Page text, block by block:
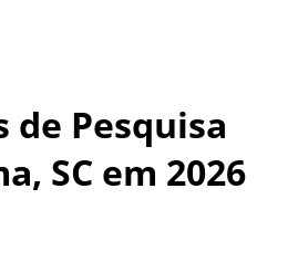
de Pesquisa
SC em 2026